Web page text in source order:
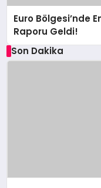
Euro Bölgesi’nde
Raporu Geldi!
Son Dakika